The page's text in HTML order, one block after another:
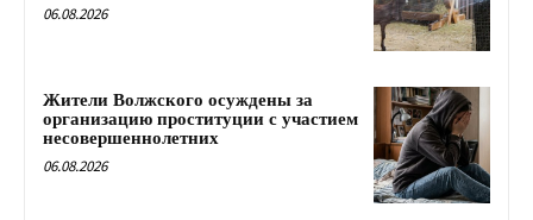
06.08.2026
Жители Волжского осуждены за
организацию проституции с участием
несовершеннолетних
06.08.2026